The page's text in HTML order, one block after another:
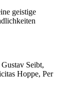
geistige
Seibt,
Hoppe, Per